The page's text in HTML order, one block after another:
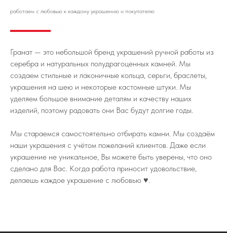
работаем с любовью к каждому украшению и покупателю
Гранат — это небольшой бренд украшений ручной работы из
серебра и натуральных полудрагоценных камней. Мы
создаем стильные и лаконичные кольца, серьги, браслеты,
украшения на шею и некоторые кастомные штуки. Мы
уделяем большое внимание деталям и качеству наших
изделий, поэтому радовать они Вас будут долгие годы.
Мы стараемся самостоятельно отбирать камни. Мы создаём
наши украшения с учётом пожеланий клиентов. Даже если
украшение не уникальное, Вы можете быть уверены, что оно
сделано для Вас. Когда работа приносит удовольствие,
делаешь каждое украшение с любовью ♥️.